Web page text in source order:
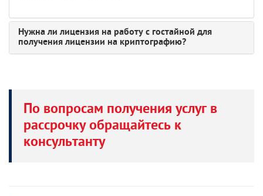
Нужна ли лицензия на работу с гостайной для
получения лицензии на криптографию?
По вопросам получения услуг в
рассрочку обращайтесь к
консультанту